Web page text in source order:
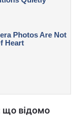
що відомо